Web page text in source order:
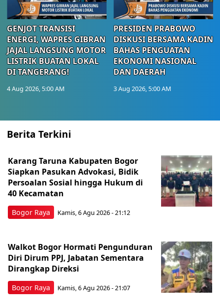
GENJOT TRANSISI
ENERGI, WAPRES GIBRAN
JAJAL LANGSUNG MOTOR
LISTRIK BUATAN LOKAL
DI TANGERANG!
4 Aug 2026, 5:00 AM
PRESIDEN PRABOWO
DISKUSI BERSAMA KADIN
BAHAS PENGUATAN
EKONOMI NASIONAL
DAN DAERAH
3 Aug 2026, 5:00 AM
Berita Terkini
Bogor Raya
Karang Taruna Kabupaten Bogor
Siapkan Pasukan Advokasi, Bidik
Persoalan Sosial hingga Hukum di
40 Kecamatan
Kamis, 6 Agu 2026 - 21:12
Bogor Raya
Walkot Bogor Hormati Pengunduran
Diri Dirum PPJ, Jabatan Sementara
Dirangkap Direksi
Kamis, 6 Agu 2026 - 21:07